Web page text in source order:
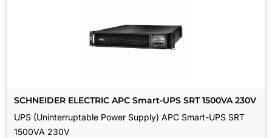
SCHNEIDER ELECTRIC APC Smart-UPS SRT 1500VA 230V
UPS (Uninterruptable Power Supply) APC Smart-UPS SRT
1500VA 230V